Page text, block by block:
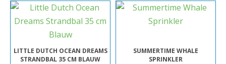
LITTLE DUTCH OCEAN DREAMS
STRANDBAL 35 CM BLAUW
SUMMERTIME WHALE
SPRINKLER